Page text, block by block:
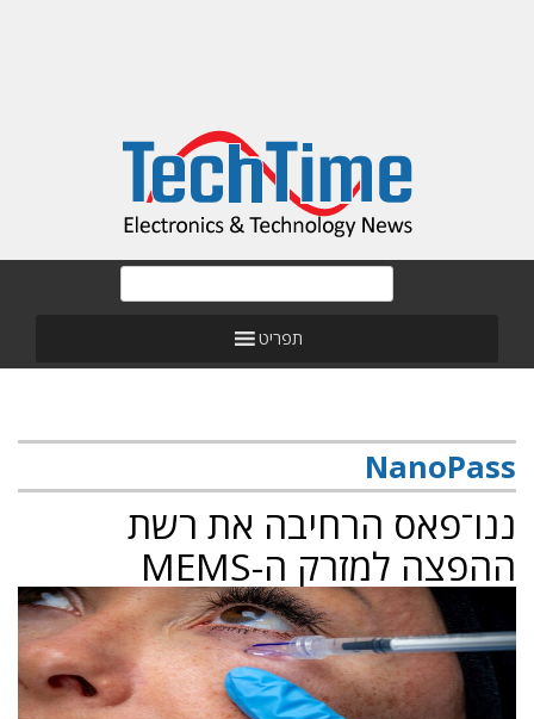
תפריט
NanoPass
ננו־פאס הרחיבה את רשת
ההפצה למזרק ה-MEMS